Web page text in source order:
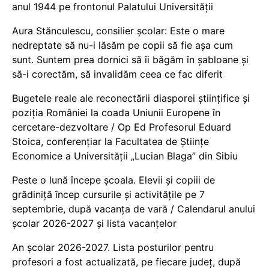
anul 1944 pe frontonul Palatului Universității
Aura Stănculescu, consilier școlar: Este o mare
nedreptate să nu-i lăsăm pe copii să fie așa cum
sunt. Suntem prea dornici să îi băgăm în șabloane și
să-i corectăm, să invalidăm ceea ce fac diferit
Bugetele reale ale reconectării diasporei științifice și
poziția României la coada Uniunii Europene în
cercetare-dezvoltare / Op Ed Profesorul Eduard
Stoica, conferențiar la Facultatea de Științe
Economice a Universității „Lucian Blaga” din Sibiu
Peste o lună începe școala. Elevii și copiii de
grădiniță încep cursurile și activitățile pe 7
septembrie, după vacanța de vară / Calendarul anului
școlar 2026-2027 și lista vacanțelor
An școlar 2026-2027. Lista posturilor pentru
profesori a fost actualizată, pe fiecare județ, după